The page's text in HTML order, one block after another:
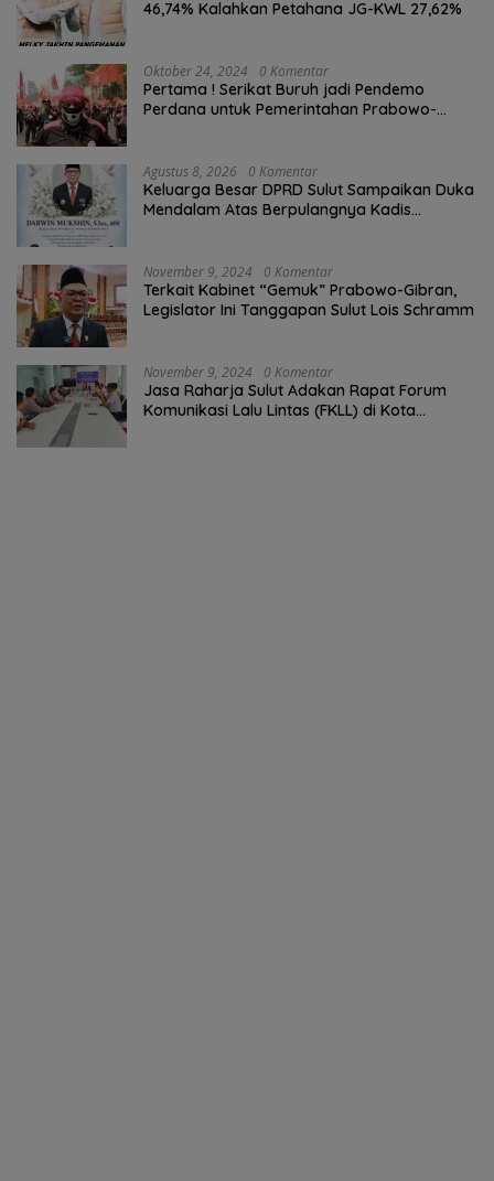
46,74% Kalahkan Petahana JG-KWL 27,62%
Oktober 24, 2024 0 Komentar
Pertama ! Serikat Buruh jadi Pendemo
Perdana untuk Pemerintahan Prabowo-
Agustus 8, 2026 0 Komentar
Keluarga Besar DPRD Sulut Sampaikan Duka
Mendalam Atas Berpulangnya Kadis
November 9, 2024 0 Komentar
Terkait Kabinet “Gemuk” Prabowo-Gibran,
Legislator Ini Tanggapan Sulut Lois Schramm
November 9, 2024 0 Komentar
Jasa Raharja Sulut Adakan Rapat Forum
Komunikasi Lalu Lintas (FKLL) di Kota